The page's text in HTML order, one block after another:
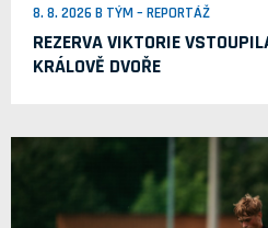
8. 8. 2026 B TÝM – REPORTÁŽ
REZERVA VIKTORIE
KRÁLOVĚ DVOŘE